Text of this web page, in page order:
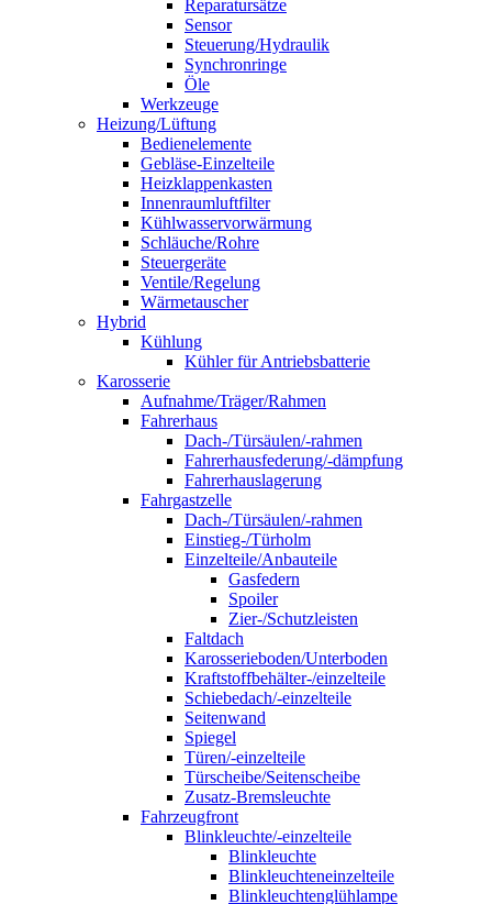
Reparatursätze
Sensor
Steuerung/Hydraulik
Synchronringe
Öle
Werkzeuge
Heizung/Lüftung
Bedienelemente
Gebläse-Einzelteile
Heizklappenkasten
Innenraumluftfilter
Kühlwasservorwärmung
Schläuche/Rohre
Steuergeräte
Ventile/Regelung
Wärmetauscher
Hybrid
Kühlung
Kühler für Antriebsbatterie
Karosserie
Aufnahme/Träger/Rahmen
Fahrerhaus
Dach-/Türsäulen/-rahmen
Fahrerhausfederung/-dämpfung
Fahrerhauslagerung
Fahrgastzelle
Dach-/Türsäulen/-rahmen
Einstieg-/Türholm
Einzelteile/Anbauteile
Gasfedern
Spoiler
Zier-/Schutzleisten
Faltdach
Karosserieboden/Unterboden
Kraftstoffbehälter-/einzelteile
Schiebedach/-einzelteile
Seitenwand
Spiegel
Türen/-einzelteile
Türscheibe/Seitenscheibe
Zusatz-Bremsleuchte
Fahrzeugfront
Blinkleuchte/-einzelteile
Blinkleuchte
Blinkleuchteneinzelteile
Blinkleuchtenglühlampe